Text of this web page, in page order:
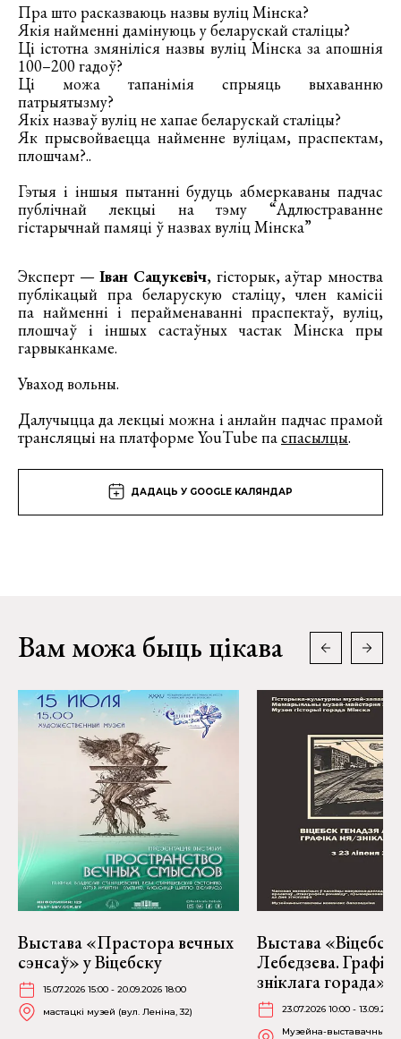
Пра што расказваюць назвы вуліц Мінска?
Якія найменні дамінуюць у беларускай сталіцы?
Ці істотна змяніліся назвы вуліц Мінска за апошнія
100–200 гадоў?
Ці можа тапанімія спрыяць выхаванню
патрыятызму?
Якіх назваў вуліц не хапае беларускай сталіцы?
Як прысвойваецца найменне вуліцам, праспектам,
плошчам?..
Гэтыя і іншыя пытанні будуць абмеркаваны падчас
публічнай лекцыі на тэму “Адлюстраванне
гістарычнай памяці ў назвах вуліц Мінска”
Эксперт —Іван Сацукевіч, гісторык, аўтар мноства
публікацый пра беларускую сталіцу, член камісіі
па найменні і перайменаванні праспектаў, вуліц,
плошчаў і іншых састаўных частак Мінска пры
гарвыканкаме.
Уваход вольны.
Далучыцца да лекцыі можна і анлайн падчас прамой
трансляцыі на платформе YouTube паспасылцы.
ДАДАЦЬ У GOOGLE КАЛЯНДАР
Вам можа быць цікава
Выстава «Прастора вечных
сэнсаў» у Віцебску
15.07.2026 15:00 - 20.09.2026 18:00
мастацкі музей (вул. Леніна, 32)
Выстава «Віцебск
Лебедзева.
зніклага горада»
23.07.2026 10:00 -
Музейна-выставачны